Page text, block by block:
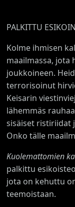
PALKITTU
Kolme ihmisen
maailmassa, jota
joukkoineen.
terrorisoinut
Keisarin
lähemmäs
sisäiset ristiriidat
Onko tälle
Kuolemattomien
palkittu
jota on kehuttu
teemoistaan.